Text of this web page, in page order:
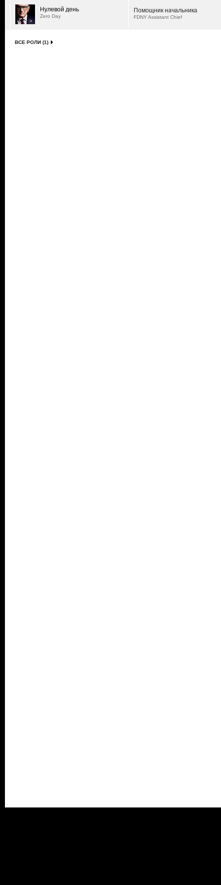
Нулевой день
Zero Day
Помощник начальника
FDNY Assistant Chief
ВСЕ РОЛИ (1)